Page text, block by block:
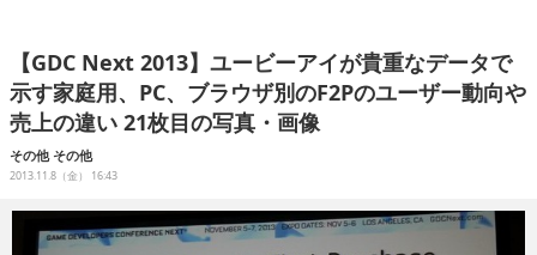
企業動向
人材育成
産業政策
【GDC Next 2013】ユービーアイが貴重なデータで
示す家庭用、PC、ブラウザ別のF2Pのユーザー動向や
売上の違い 21枚目の写真・画像
その他 その他
2013.11.8（金） 16:43